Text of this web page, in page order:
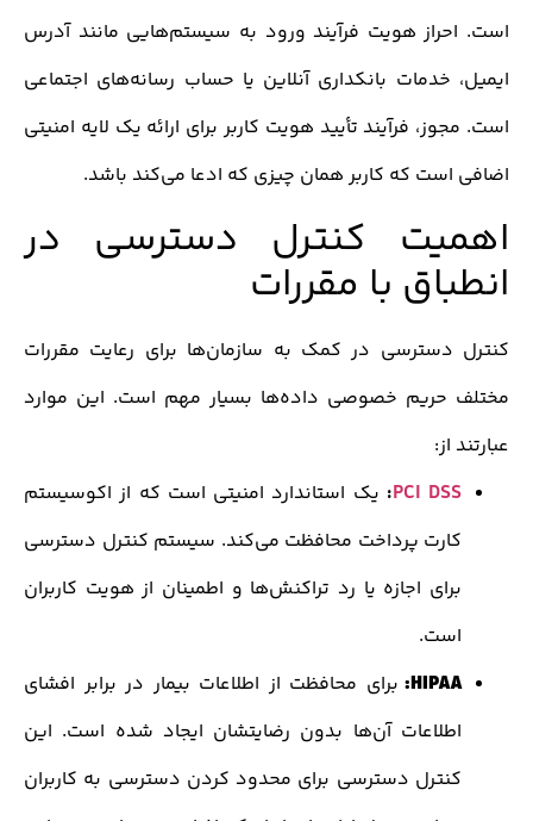
هویت فرآیند ورود به سیستم‌هایی مانند آدرس
خدمات بانکداری آنلاین یا حساب رسانه‌های اجتماعی
فرآیند تأیید هویت کاربر برای ارائه یک لایه امنیتی
که کاربر همان چیزی که ادعا می‌کند باشد.
کنترل دسترسی در
با مقررات
در کمک به سازمان‌ها برای رعایت مقررات
خصوصی داده‌ها بسیار مهم است. این موارد
PCI یک استاندارد امنیتی است که از اکوسیستم
پرداخت محافظت می‌کند. سیستم کنترل دسترسی
اجازه یا رد تراکنش‌ها و اطمینان از هویت کاربران
برای محافظت از اطلاعات بیمار در برابر افشای
آن‌ها بدون رضایتشان ایجاد شده است. این
دسترسی برای محدود کردن دسترسی به کاربران